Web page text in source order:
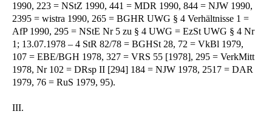
1990, 223 = NStZ 1990, 441 = MDR 1990, 844 = NJW 1990,
2395 = wistra 1990, 265 = BGHR UWG § 4 Verhältnisse 1 =
AfP 1990, 295 = NStE Nr 5 zu § 4 UWG = EzSt UWG § 4 Nr
1; 13.07.1978 – 4 StR 82/78 = BGHSt 28, 72 = VkBl 1979,
107 = EBE/BGH 1978, 327 = VRS 55 [1978], 295 = VerkMitt
1978, Nr 102 = DRsp II [294] 184 = NJW 1978, 2517 = DAR
1979, 76 = RuS 1979, 95).
III.